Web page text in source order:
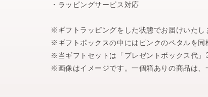
・ラッピングサービス対応
※ギフトラッピングをした状態でお届けいたし
※ギフトボックスの中にはピンクのペタルを同
※当ギフトセットは「プレゼントボックス代」
※画像はイメージです。一個箱ありの商品は、